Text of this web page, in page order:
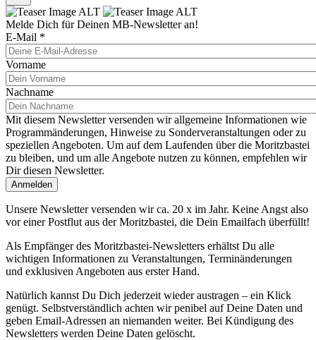
Melde Dich für Deinen MB-Newsletter an!
E-Mail *
Vorname
Nachname
Mit diesem Newsletter versenden wir allgemeine Informationen wie
Programmänderungen, Hinweise zu Sonderveranstaltungen oder zu
speziellen Angeboten. Um auf dem Laufenden über die Moritzbastei
zu bleiben, und um alle Angebote nutzen zu können, empfehlen wir
Dir diesen Newsletter.
Unsere Newsletter versenden wir ca. 20 x im Jahr. Keine Angst also
vor einer Postflut aus der Moritzbastei, die Dein Emailfach überfüllt!
Als Empfänger des Moritzbastei-Newsletters erhältst Du alle
wichtigen Informationen zu Veranstaltungen, Terminänderungen
und exklusiven Angeboten aus erster Hand.
Natürlich kannst Du Dich jederzeit wieder austragen – ein Klick
genügt. Selbstverständlich achten wir penibel auf Deine Daten und
geben Email-Adressen an niemanden weiter. Bei Kündigung des
Newsletters werden Deine Daten gelöscht.